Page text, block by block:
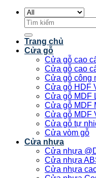
Tìm
kiếm:
Trang chủ
Cửa gỗ
Cửa gỗ cao
Cửa gỗ cao
Cửa gỗ công
Cửa gỗ HDF
Cửa gỗ MDF
Cửa gỗ MDF
Cửa gỗ MDF
Cửa gỗ tự
Cửa vòm gỗ
Cửa nhựa
Cửa nhựa
Cửa nhựa
Cửa nhựa